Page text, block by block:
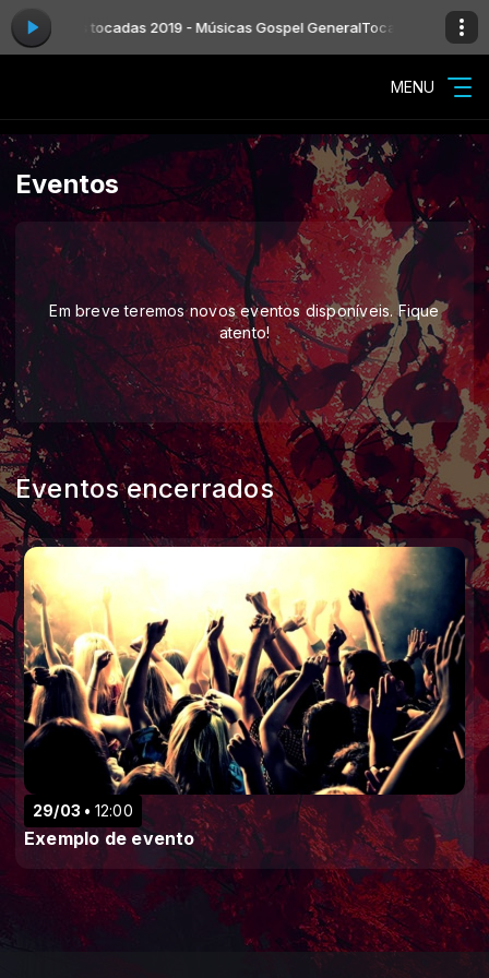
mais tocadas 2019 - Músicas Gospel GeneralTocando agora: Top
MENU
Eventos
Em breve teremos novos eventos disponíveis. Fique
atento!
Eventos encerrados
29/03 12:00
Exemplo de evento